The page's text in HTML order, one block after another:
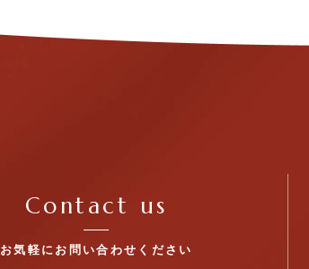
Contact us
お気軽にお問い合わせください